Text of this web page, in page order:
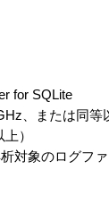
for SQLite
、または同等
）
対象のログフ